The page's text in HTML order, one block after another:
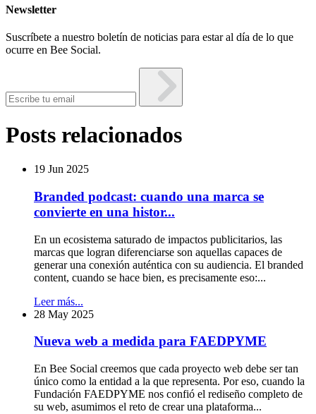
Newsletter
Suscríbete a nuestro boletín de noticias para estar al día de lo que
ocurre en Bee Social.
Posts relacionados
19 Jun 2025
Branded podcast: cuando una marca se
convierte en una histor...
En un ecosistema saturado de impactos publicitarios, las
marcas que logran diferenciarse son aquellas capaces de
generar una conexión auténtica con su audiencia. El branded
content, cuando se hace bien, es precisamente eso:...
Leer más...
28 May 2025
Nueva web a medida para FAEDPYME
En Bee Social creemos que cada proyecto web debe ser tan
único como la entidad a la que representa. Por eso, cuando la
Fundación FAEDPYME nos confió el rediseño completo de
su web, asumimos el reto de crear una plataforma...